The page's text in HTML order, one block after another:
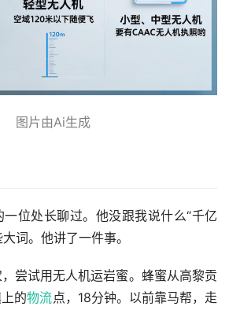
图片由Ai生成
位处长聊过。他没跟我说什么“千亿
词。他讲了一件事。
尝试用无人机运岩蜜。蜂蜜从高黎贡
的物流点，18分钟。以前靠马帮，走